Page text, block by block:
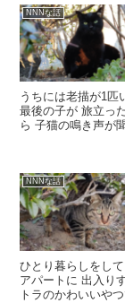
NNNな話
うちには老描が1匹
最後の子が 旅立っ
ら 子猫の鳴き声が
NNNな話
ひとり暮らしをし
アパートに 出入り
トラのかわいいや